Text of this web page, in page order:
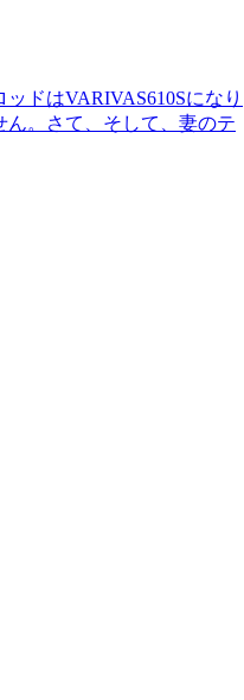
ドはVARIVAS610Sになり
。さて、そして、妻のテ